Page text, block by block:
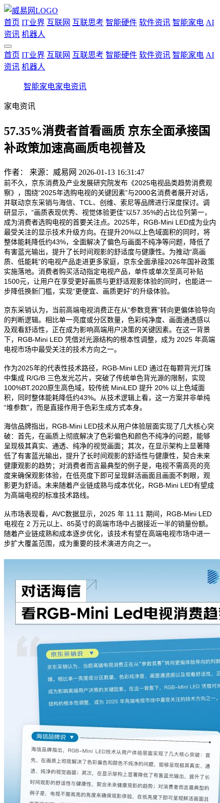
首页 IT业界 互联网 互联思考 智能硬件 软件资讯 智能家电 AI
资讯 机器人
首页 IT业界 互联网 互联思考 智能硬件 软件资讯 智能家电 AI
资讯 机器人
智能家电家电资讯
家电资讯
57.35%消费者首看画质 京东全面承接国
补政策加速高画质电视普及
作者： 来源：威易网 2026-01-13 16:31:47
前不久，京东消费及产业发展研究院发布《2025电视品类趋势消费观
察》，围绕“2025年选购电视的关键因素”与2000名消费者展开对话，
并联动京东采销与海信、TCL、创维、索尼等品牌进行深度探讨。调
研显示，“画质表现优秀、视觉体验更佳”以57.35%的占比位列第一，
成为消费者选购电视的首要关注点。2025年，RGB-Mini LED成为业内
最受关注的显示技术升级方向。在提升20%以上色域面积的同时，将
整体能耗降低约43%，全面解决了偏色与画面不纯净等问题，降低了
有害蓝光输出，提升了长时间观影的舒适度与健康性。为推动“高画
质、低能耗”的电视产品走进更多家庭，京东全面承接2026年国补政策
实施落地。消费者购买活动指定电视产品，单件或单次至高可补贴
1500元，让用户在享受更好画质与更舒适观影体验的同时，也能进一
步降低换新门槛，实现“更便宜、画质更好”的升级体验。
京东采销认为，当前高端电视消费正在从“参数竞赛”转向更偏体验导向
的判断逻辑。相比单一亮度或分区数量，色彩纯净度、画面通透感以
及观看舒适性，正在成为影响高端用户决策的关键因素。在这一背景
下，RGB-Mini LED 凭借对光源结构的根本性调整，成为 2025 年高端
电视市场中最受关注的技术方向之一。
作为2025年的代表性技术路径，RGB-Mini LED 通过在每颗背光灯珠
中集成 R/G/B 三色发光芯片，突破了传统单色背光源的限制，实现
100%BT.2020原生高色域，较传统 MiniLED 提升 20% 以上色域面
积，同时整体能耗降低约43%。从技术逻辑上看，这一方案并非单纯
“堆参数”，而是直接作用于色彩生成方式本身。
海信品牌指出，RGB-Mini LED技术从用户体验层面实现了几大核心突
破：首先，在画质上彻底解决了色彩偏色和颜色不纯净的问题，能够
呈现极其真实、通透、纯净的视觉画面；其次，在显示架构上显著降
低了有害蓝光输出，提升了长时间观影的舒适性与健康性，契合未来
健康观影的趋势；对消费者而言最典型的例子是，电视不需高亮的亮
度来确保观影体验，在低亮度下即可呈现鲜活画面且画面不刺眼，观
影更为舒适。未来随着产业链成熟与成本优化，RGB-Mini LED有望成
为高端电视的标准技术路线。
从市场表现看，AVC数据显示，2025 年 11.11 期间，RGB-Mini LED
电视在 2 万元以上、85英寸的高端市场中占据接近一半的销量份额。
随着产业链成熟和成本逐步优化，该技术有望在高端电视市场中进一
步扩大覆盖范围，成为重要的技术演进方向之一。